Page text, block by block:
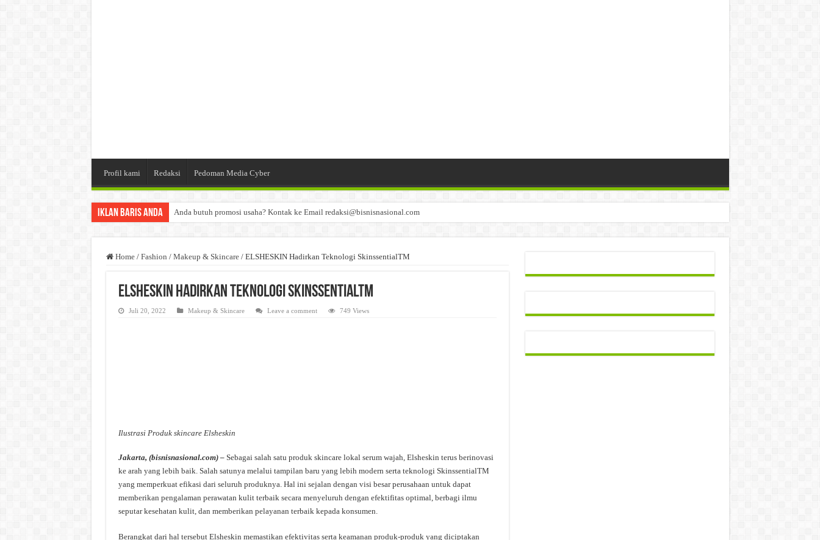
Profil kami Redaksi Pedoman Media Cyber
Iklan Baris Anda Anda butuh promosi usaha? Kontak ke Email redaksi@bisnisnasional.com
Home / Fashion / Makeup & Skincare / ELSHESKIN Hadirkan Teknologi SkinssentialTM
ELSHESKIN Hadirkan Teknologi SkinssentialTM
Juli 20, 2022 Makeup & Skincare Leave a comment 749 Views
Ilustrasi Produk skincare Elsheskin
Jakarta, (bisnisnasional.com) – Sebagai salah satu produk skincare lokal serum wajah, Elsheskin terus berinovasi
ke arah yang lebih baik. Salah satunya melalui tampilan baru yang lebih modern serta teknologi SkinssentialTM
yang memperkuat efikasi dari seluruh produknya. Hal ini sejalan dengan visi besar perusahaan untuk dapat
memberikan pengalaman perawatan kulit terbaik secara menyeluruh dengan efektifitas optimal, berbagi ilmu
seputar kesehatan kulit, dan memberikan pelayanan terbaik kepada konsumen.
Berangkat dari hal tersebut Elsheskin memastikan efektivitas serta keamanan produk-produk yang diciptakan